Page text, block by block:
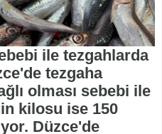
ile tezgahlarda
tezgaha
olması sebebi ile
kilosu ise 150
Düzce'de